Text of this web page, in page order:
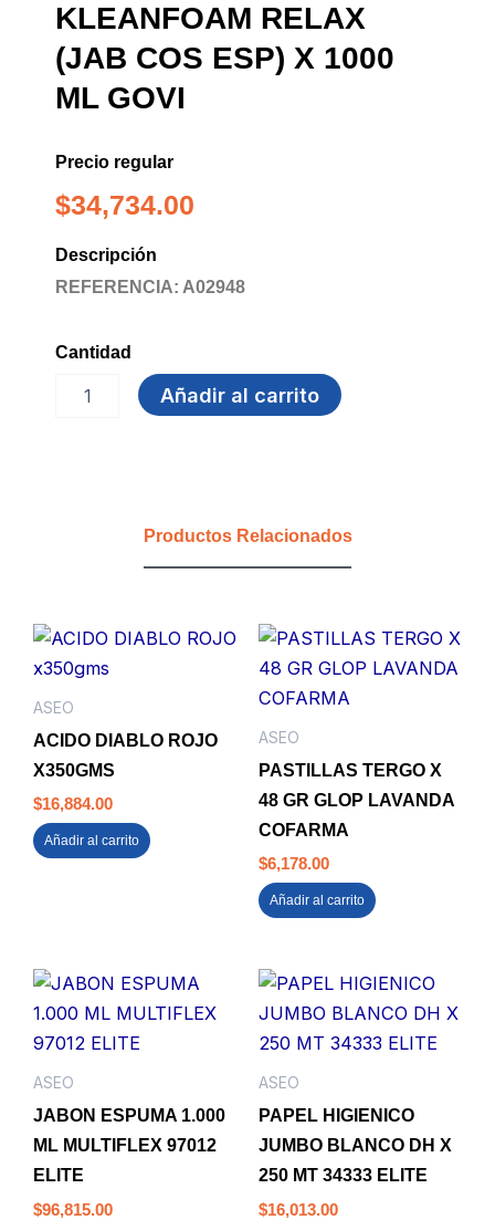
KLEANFOAM RELAX
(JAB COS ESP) X 1000
ML GOVI
Precio regular
$34,734.00
Descripción
REFERENCIA: A02948
Cantidad
KLEANFOAM
RELAX
Añadir al carrito
Productos Relacionados
ASEO
ACIDO DIABLO ROJO
X350GMS
$16,884.00
Añadir al carrito
ASEO
PASTILLAS TERGO X
48 GR GLOP LAVANDA
COFARMA
$6,178.00
Añadir al carrito
ASEO
JABON ESPUMA 1.000
ML MULTIFLEX 97012
ELITE
$96,815.00
ASEO
PAPEL HIGIENICO
JUMBO BLANCO DH X
250 MT 34333 ELITE
$16,013.00